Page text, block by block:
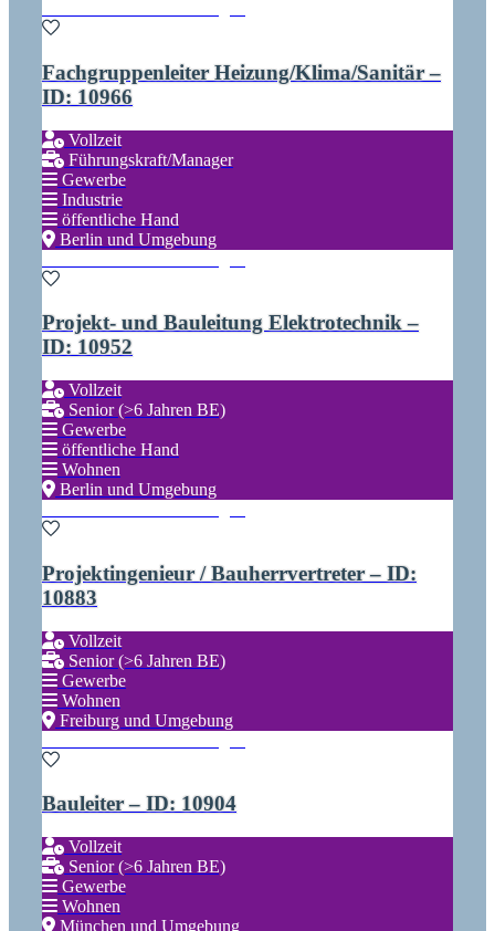
Fachgruppenleiter Heizung/Klima/Sanitär –
ID: 10966
Vollzeit
Führungskraft/Manager
Gewerbe
Industrie
öffentliche Hand
Berlin und Umgebung
Projekt- und Bauleitung Elektrotechnik –
ID: 10952
Vollzeit
Senior (>6 Jahren BE)
Gewerbe
öffentliche Hand
Wohnen
Berlin und Umgebung
Projektingenieur / Bauherrvertreter – ID:
10883
Vollzeit
Senior (>6 Jahren BE)
Gewerbe
Wohnen
Freiburg und Umgebung
Bauleiter – ID: 10904
Vollzeit
Senior (>6 Jahren BE)
Gewerbe
Wohnen
München und Umgebung